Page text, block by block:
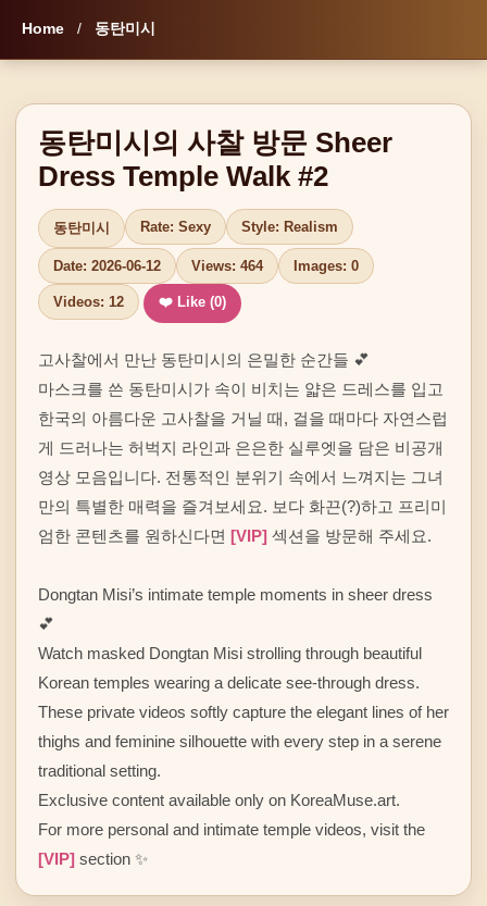
Home / 동탄미시
동탄미시의 사찰 방문 Sheer
Dress Temple Walk #2
동탄미시 Rate: Sexy Style: Realism
Date: 2026-06-12 Views: 464 Images: 0
Videos: 12 ❤️ Like (0)
고사찰에서 만난 동탄미시의 은밀한 순간들 💕
마스크를 쓴 동탄미시가 속이 비치는 얇은 드레스를 입고
한국의 아름다운 고사찰을 거닐 때, 걸을 때마다 자연스럽
게 드러나는 허벅지 라인과 은은한 실루엣을 담은 비공개
영상 모음입니다. 전통적인 분위기 속에서 느껴지는 그녀
만의 특별한 매력을 즐겨보세요. 보다 화끈(?)하고 프리미
엄한 콘텐츠를 원하신다면 [VIP] 섹션을 방문해 주세요.
Dongtan Misi’s intimate temple moments in sheer dress
💕
Watch masked Dongtan Misi strolling through beautiful
Korean temples wearing a delicate see-through dress.
These private videos softly capture the elegant lines of her
thighs and feminine silhouette with every step in a serene
traditional setting.
Exclusive content available only on KoreaMuse.art.
[VIP] section ✨